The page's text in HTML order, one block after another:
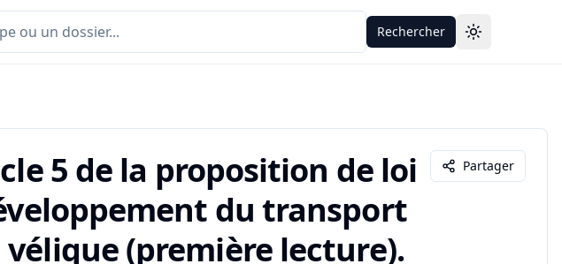
Rechercher Toggle theme
5 de la proposition de loi
du transport
(première lecture).
Partager